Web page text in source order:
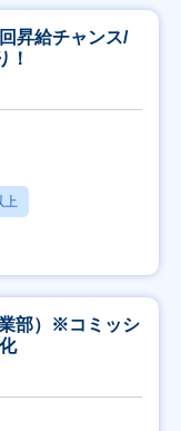
昇給チャンス/
！
上
部）※コミッシ